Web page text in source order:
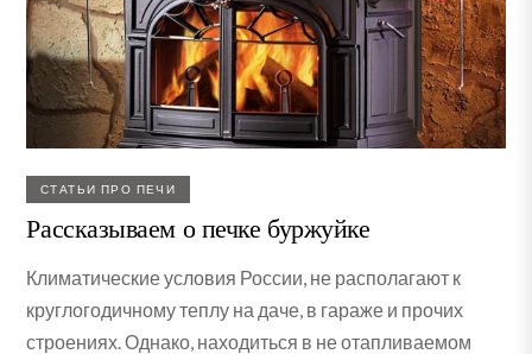
СТАТЬИ ПРО ПЕЧИ
Рассказываем о печке буржуйке
Климатические условия России, не располагают к
круглогодичному теплу на даче, в гараже и прочих
строениях. Однако, находиться в не отапливаемом